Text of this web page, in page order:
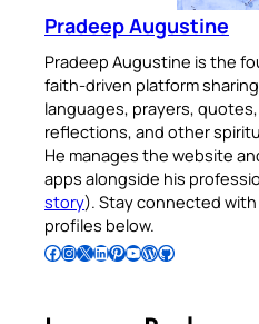
Pradeep Augustine
Pradeep Augustine is the
faith-driven platform
languages, prayers,
reflections, and other
He manages the website
apps alongside his
story). Stay connected
profiles below.
Follow Pradeep on Facebook Follow Pradeep on InstagramFollow Pradeep on X Follow Pradeep on LinkedIn Follow Pradeep on Pinterest Subscribe to Pradeep’s Youtube Channel Follow Pradeep on WordPress Follow Pradeep on GitHub